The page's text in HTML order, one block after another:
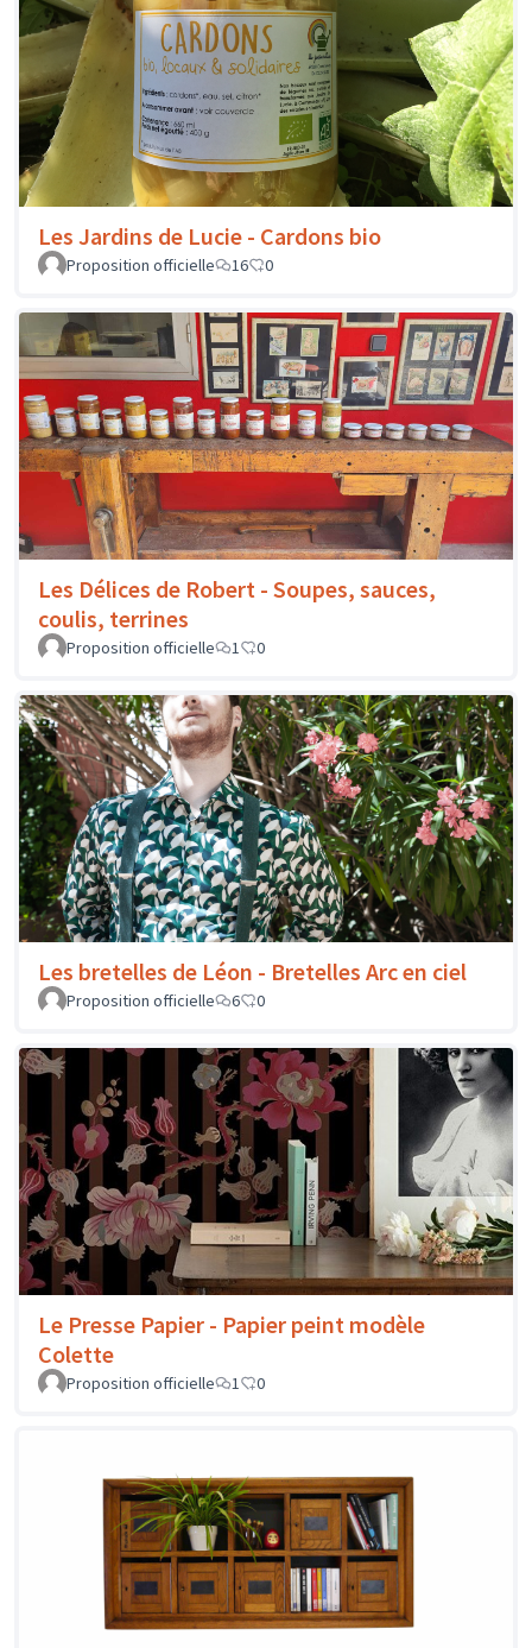
Les Jardins de Lucie - Cardons bio
Proposition officielle 16 0
Les Délices de Robert - Soupes, sauces,
coulis, terrines
Proposition officielle 1 0
Les bretelles de Léon - Bretelles Arc en ciel
Proposition officielle 6 0
Le Presse Papier - Papier peint modèle
Colette
Proposition officielle 1 0